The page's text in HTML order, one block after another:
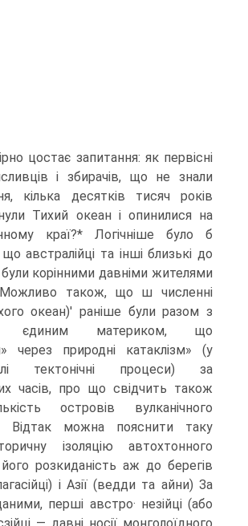
цостає запитання: як первісні
і збирачів, що не знали
кілька де­сятків тисяч років
Тихий океан і опинилися на
краї?* Логічніше було б
австралійці та інші близькі до
корінними давніми жителями
також, що ш численні
океан)' раніше були разом з
єдиним мате­риком, що
через природні катаклізм» (у
тектонічні процеси) за
часів, про що свідчить також
островів вулканічного
Відтак можна пояснити таку
ізоляцію автохтонного
розкиданість аж до берегів
і Азії (ведди та айни) За
перші австро· незійці (або